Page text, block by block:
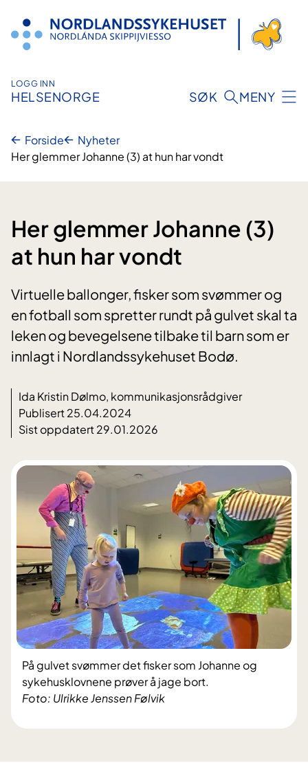
innhold
LOGG INN
HELSENORGE SØK MENY
Forside
Nyheter
Her glemmer Johanne (3) at hun har vondt
Her glemmer Johanne (3)
at hun har vondt
Virtuelle ballonger, fisker som svømmer og
en fotball som spretter rundt på gulvet skal ta
leken og bevegelsene tilbake til barn som er
innlagt i Nordlandssykehuset Bodø.
Ida Kristin Dølmo, kommunikasjonsrådgiver
Publisert 25.04.2024
Sist oppdatert 29.01.2026
Foto: Ulrikke Jenssen Følvik
På gulvet svømmer det fisker som Johanne og
sykehusklovnene prøver å jage bort.